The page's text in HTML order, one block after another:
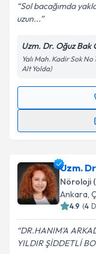
'ni
Sol bacağımda
uzun...
Uzm. Dr. Oğuz Bak
Yalı Mah. Kadir Sok
Alt Yolda)
Randevu
takvim
E-posta
Uzm.
Nöroloji
Ankara,
4.9 (4
DR.HANIM'A
YILDIR ŞİDDETLİ